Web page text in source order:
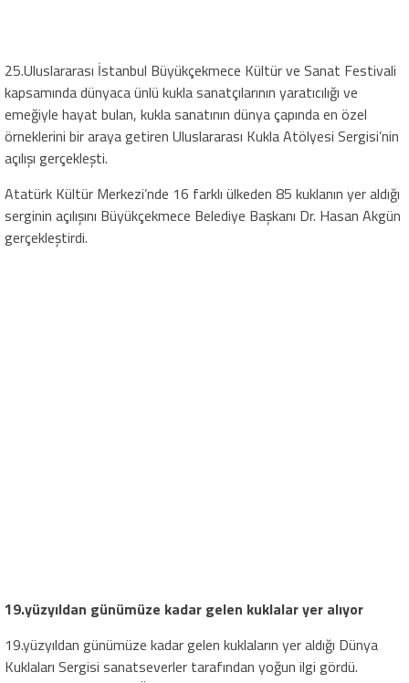
25.Uluslararası İstanbul Büyükçekmece Kültür ve Sanat Festivali
kapsamında dünyaca ünlü kukla sanatçılarının yaratıcılığı ve
emeğiyle hayat bulan, kukla sanatının dünya çapında en özel
örneklerini bir araya getiren Uluslararası Kukla Atölyesi Sergisi’nin
açılışı gerçekleşti.
Atatürk Kültür Merkezi’nde 16 farklı ülkeden 85 kuklanın yer aldığı
serginin açılışını Büyükçekmece Belediye Başkanı Dr. Hasan Akgün
gerçekleştirdi.
19.yüzyıldan günümüze kadar gelen kuklalar yer alıyor
19.yüzyıldan günümüze kadar gelen kuklaların yer aldığı Dünya
Kuklaları Sergisi sanatseverler tarafından yoğun ilgi gördü.